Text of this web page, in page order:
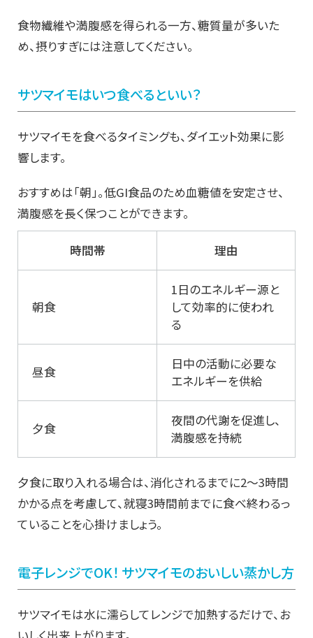
食物繊維や満腹感を得られる一方、糖質量が多いた
め、摂りすぎには注意してください。
サツマイモはいつ食べるといい？
サツマイモを食べるタイミングも、ダイエット効果に影
響します。
おすすめは「朝」。低GI食品のため血糖値を安定させ、
満腹感を長く保つことができます。
時間帯 理由
朝食
1日のエネルギー源と
して効率的に使われ
る
昼食
日中の活動に必要な
エネルギーを供給
夕食
夜間の代謝を促進し、
満腹感を持続
夕食に取り入れる場合は、消化されるまでに2〜3時間
かかる点を考慮して、就寝3時間前までに食べ終わるっ
ていることを心掛けましょう。
電子レンジでOK！ サツマイモのおいしい蒸かし方
サツマイモは水に濡らしてレンジで加熱するだけで、お